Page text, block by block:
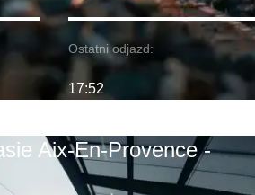
Ostatni odjazd:
17:52
Aix-En-Provence -